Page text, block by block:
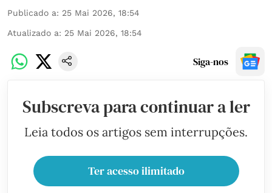
Publicado a: 25 Mai 2026, 18:54
Atualizado a: 25 Mai 2026, 18:54
Siga-nos
Subscreva para continuar a ler
Leia todos os artigos sem interrupções.
Ter acesso ilimitado